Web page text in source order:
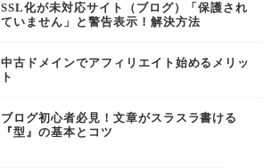
SSL化が未対応サイト（ブログ）「保護され
ていません」と警告表示！解決方法
中古ドメインでアフィリエイト始めるメリッ
ト
ブログ初心者必見！文章がスラスラ書ける
『型』の基本とコツ